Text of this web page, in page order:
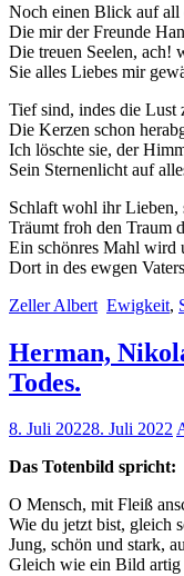
Noch einen Blick auf all
Die mir der Freunde
Die treuen Seelen, ach!
Sie alles Liebes mir
Tief sind, indes die Lust
Die Kerzen schon
Ich löschte sie, der
Sein Sternenlicht auf
Schlaft wohl ihr Lieben,
Träumt froh den Traum
Ein schönres Mahl wird
Dort in des ewgen
Zeller Albert Ewigkeit,
Herman,
Todes.
8. Juli 20228. Juli 2022
Das Totenbild spricht:
O Mensch, mit Fleiß
Wie du jetzt bist, gleich
Jung, schön und stark,
Gleich wie ein Bild artig